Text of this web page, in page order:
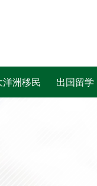
洋洲移民 出国留学